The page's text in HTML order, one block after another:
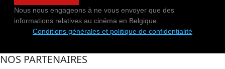
Nous nous engageons à ne vous envoyer que des
informations relatives au cinéma en Belgique.
Conditions générales et politique de confidentialité
NOS PARTENAIRES